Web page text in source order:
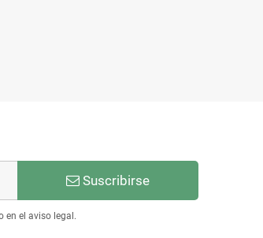
Suscribirse
en el aviso legal.